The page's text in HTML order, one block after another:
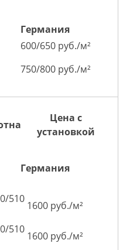
Германия
600/650 руб./м²
750/800 руб./м²
Цена с
установкой
Германия
510
1600 руб./м²
510
1600 руб./м²